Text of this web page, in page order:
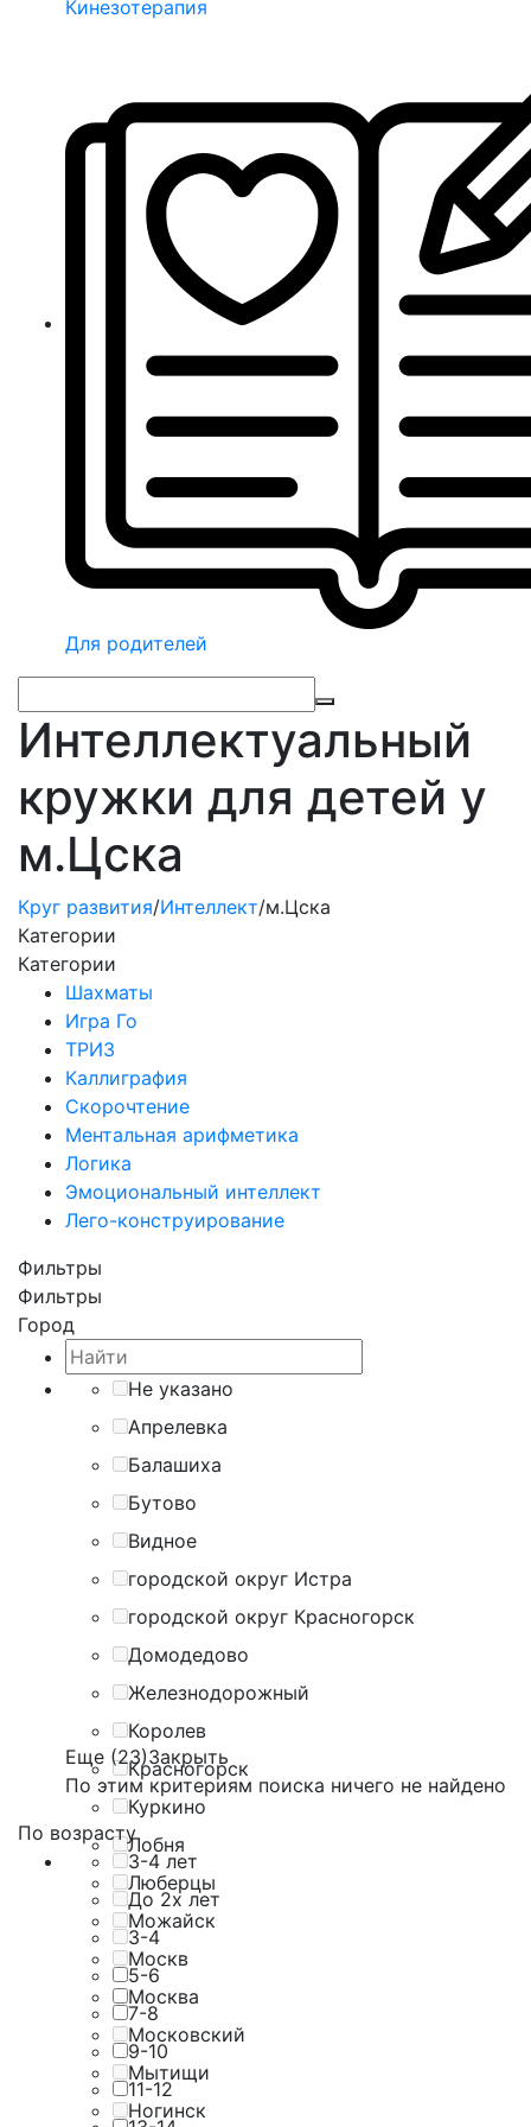
Кинезотерапия
Для родителей
Интеллектуальный
кружки для детей у
м.Цска
Круг развития/Интеллект/м.Цска
Категории
Категории
Шахматы
Игра Го
ТРИЗ
Каллиграфия
Скорочтение
Ментальная арифметика
Логика
Эмоциональный интеллект
Лего-конструирование
Фильтры
Фильтры
Город
Не указано
Апрелевка
Балашиха
Бутово
Видное
городской округ Истра
городской округ Красногорск
Домодедово
Железнодорожный
Королев
Красногорск
Куркино
Лобня
Люберцы
Можайск
Москв
Москва
Московский
Мытищи
Ногинск
Еще (23)Закрыть
По этим критериям поиска ничего не найдено
По возрасту
3-4 лет
До 2х лет
3-4
5-6
7-8
9-10
11-12